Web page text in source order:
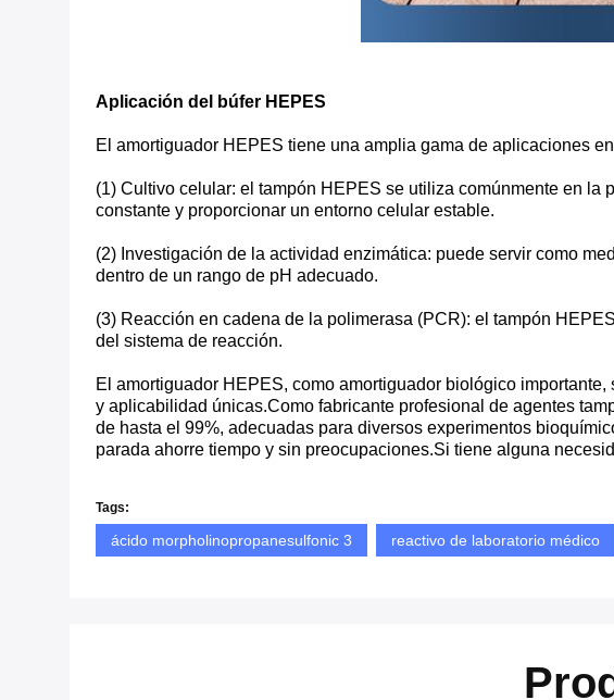
Aplicación del búfer HEPES
El amortiguador HEPES tiene una amplia gama de aplicaciones
(1) Cultivo celular: el tampón HEPES se utiliza comúnmente en
constante y proporcionar un entorno celular estable.
(2) Investigación de la actividad enzimática: puede servir como
dentro de un rango de pH adecuado.
(3) Reacción en cadena de la polimerasa (PCR): el tampón
del sistema de reacción.
El amortiguador HEPES, como amortiguador biológico
y aplicabilidad únicas.Como fabricante profesional de agentes
de hasta el 99%, adecuadas para diversos experimentos
parada ahorre tiempo y sin preocupaciones.Si tiene alguna
Tags:
ácido morpholinopropanesulfonic 3 reactivo de laboratorio médico